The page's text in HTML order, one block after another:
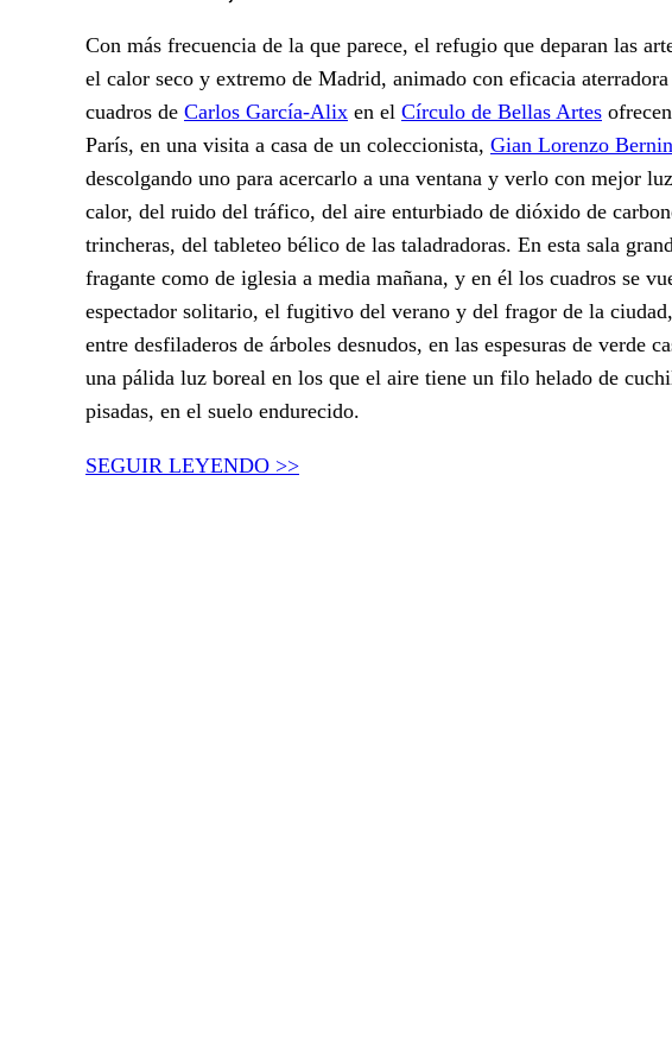
Con más frecuencia de la que parece, el refugio que deparan las
el calor seco y extremo de Madrid, animado con eficacia
cuadros de Carlos García-Alix en el Círculo de Bellas Artes
París, en una visita a casa de un coleccionista, Gian Lorenzo
descolgando uno para acercarlo a una ventana y verlo con mejor
calor, del ruido del tráfico, del aire enturbiado de dióxido de
trincheras, del tableteo bélico de las taladradoras. En esta sala
fragante como de iglesia a media mañana, y en él los cuadros se
espectador solitario, el fugitivo del verano y del fragor de la
entre desfiladeros de árboles desnudos, en las espesuras de verde
una pálida luz boreal en los que el aire tiene un filo helado de
pisadas, en el suelo endurecido.
SEGUIR LEYENDO >>